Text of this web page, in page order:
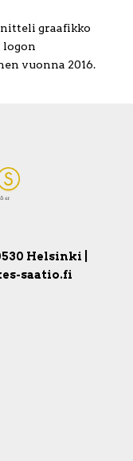
graafikko
logon
vuonna 2016.
Helsinki |
saatio.fi